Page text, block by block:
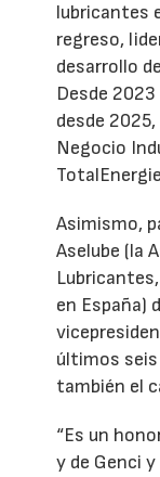
lubricantes
regreso,
desarrollo
Desde
desde
Negocio
Asimismo,
Aselube (la
en España)
últimos
también el
“Es un
y de Genci